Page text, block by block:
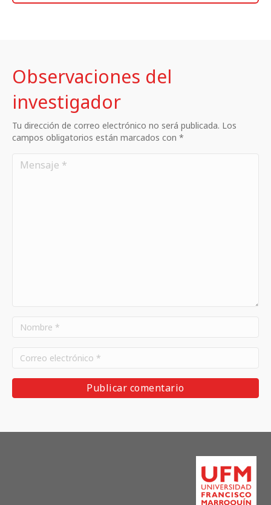
Observaciones del
investigador
Tu dirección de correo electrónico no será publicada. Los
campos obligatorios están marcados con *